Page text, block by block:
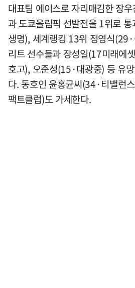
대표팀 에이스로 자리매김한 장
과 도쿄올림픽 선발전을 1위로
생명), 세계랭킹 13위 정영식
리트 선수들과 장성일(17미래에
호고), 오준성(15·대광중) 등 유
다. 동호인 윤홍균씨(34·티밸런
팩트클럽)도 가세한다.